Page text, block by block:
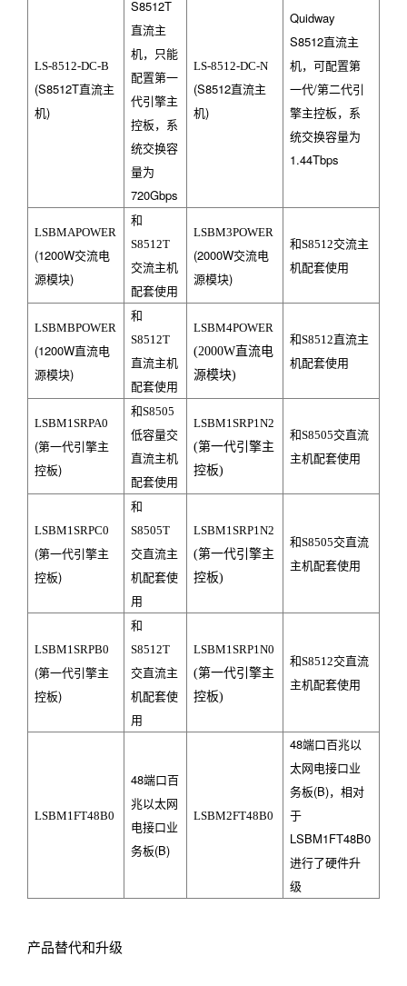
LS-8512-DC-B
(S8512T直流主
机)
S8512T
直流主
机，只能
配置第一
代引擎主
控板，系
统交换容
量为
720Gbps
LS-8512-DC-N
(S8512直流主
机)
Quidway
S8512直流主
机，可配置第
一代/第二代引
擎主控板，系
统交换容量为
1.44Tbps
LSBMAPOWER
(1200W交流电
源模块)
和
S8512T
交流主机
配套使用
LSBM3POWER
(2000W交流电
源模块)
和S8512交流主
机配套使用
LSBMBPOWER
(1200W直流电
源模块)
和
S8512T
直流主机
配套使用
LSBM4POWER
(2000W直流电
源模块)
和S8512直流主
机配套使用
LSBM1SRPA0
(第一代引擎主
控板)
和S8505
低容量交
直流主机
配套使用
LSBM1SRP1N2
(第一代引擎主
控板)
和S8505交直流
主机配套使用
LSBM1SRPC0
(第一代引擎主
控板)
和
S8505T
交直流主
机配套使
用
LSBM1SRP1N2
(第一代引擎主
控板)
和S8505交直流
主机配套使用
LSBM1SRPB0
(第一代引擎主
控板)
和
S8512T
交直流主
机配套使
用
LSBM1SRP1N0
(第一代引擎主
控板)
和S8512交直流
主机配套使用
LSBM1FT48B0
48端口百
兆以太网
电接口业
务板(B)
LSBM2FT48B0
48端口百兆以
太网电接口业
务板(B)，相对
于
LSBM1FT48B0
进行了硬件升
级
产品替代和升级